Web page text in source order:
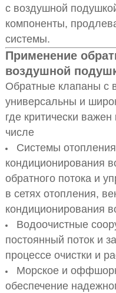
с воздушной
компоненты,
системы.
Применение
воздушной
Обратные клапаны с
универсальны и
где критически
числе
Системы
кондиционирования
обратного потока и
в сетях отопления,
кондиционирования
Водоочистные
постоянный поток и
процессе очистки и
Морское и
обеспечение